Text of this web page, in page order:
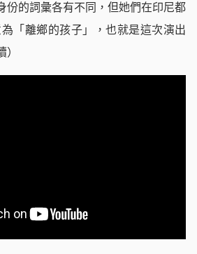
份的詞彙各有不同，但她們在印尼都
「離鄉的孩子」，也就是這次演出